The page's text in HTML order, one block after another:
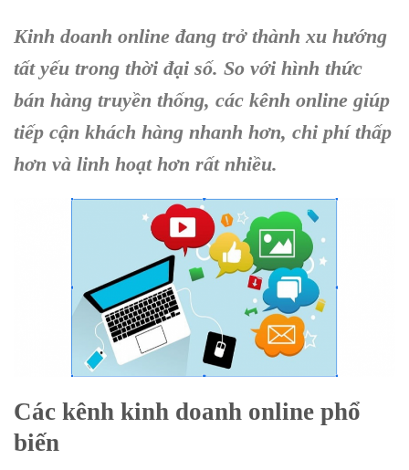
Kinh doanh online đang trở thành xu hướng
tất yếu trong thời đại số. So với hình thức
bán hàng truyền thống, các kênh online giúp
tiếp cận khách hàng nhanh hơn, chi phí thấp
hơn và linh hoạt hơn rất nhiều.
Các kênh kinh doanh online phổ
biến